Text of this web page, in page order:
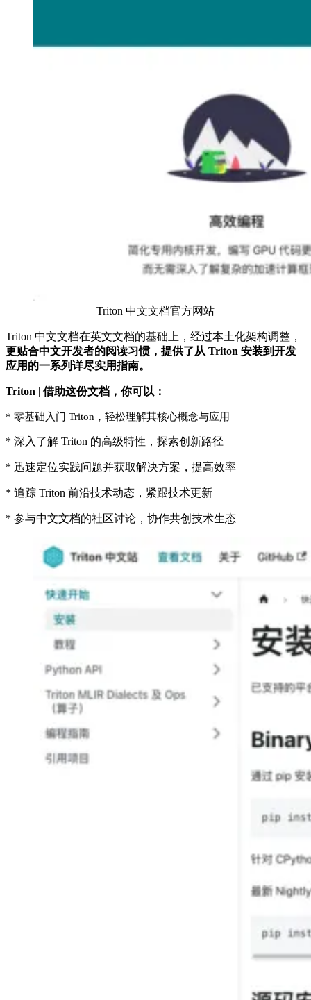
Triton 中文文档官方网站
Triton 中文文档在英文文档的基础上，经过本土化架构调整，
更贴合中文开发者的阅读习惯，提供了从 Triton 安装到开发
应用的一系列详尽实用指南。
Triton | 借助这份文档，你可以：
* 零基础入门 Triton，轻松理解其核心概念与应用
* 深入了解 Triton 的高级特性，探索创新路径
* 迅速定位实践问题并获取解决方案，提高效率
* 追踪 Triton 前沿技术动态，紧跟技术更新
* 参与中文文档的社区讨论，协作共创技术生态